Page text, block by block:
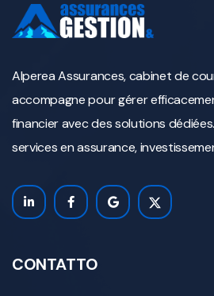
Alperea Assurances, cabinet de
accompagne pour gérer
financier avec des solutions
services en assurance,
CONTATTO